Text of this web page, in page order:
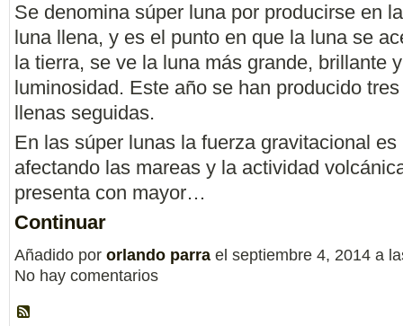
Se denomina súper luna por producirse en
luna llena, y es el punto en que la luna se
la tierra, se ve la luna más grande, brillante
luminosidad. Este año se han producido
llenas seguidas.
En las súper lunas la fuerza gravitacional es
afectando las mareas y la actividad
presenta con mayor…
Continuar
Añadido por orlando parra el septiembre 4, 2014 a
No hay comentarios